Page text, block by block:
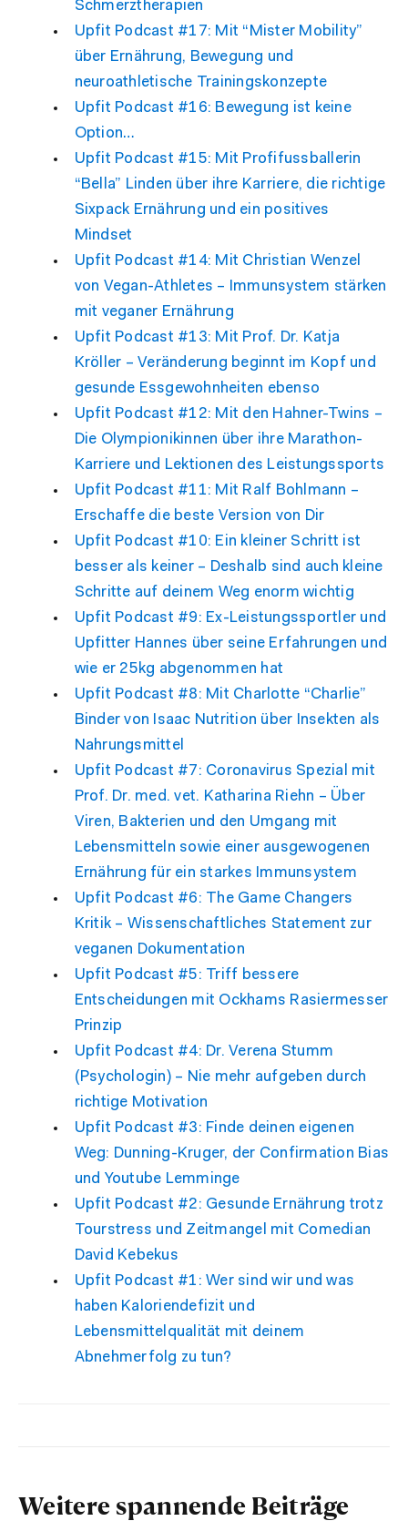
Schmerztherapien
Upfit Podcast #17: Mit “Mister Mobility”
über Ernährung, Bewegung und
neuroathletische Trainingskonzepte
Upfit Podcast #16: Bewegung ist keine
Option…
Upfit Podcast #15: Mit Profifussballerin
“Bella” Linden über ihre Karriere, die richtige
Sixpack Ernährung und ein positives
Mindset
Upfit Podcast #14: Mit Christian Wenzel
von Vegan-Athletes – Immunsystem stärken
mit veganer Ernährung
Upfit Podcast #13: Mit Prof. Dr. Katja
Kröller – Veränderung beginnt im Kopf und
gesunde Essgewohnheiten ebenso
Upfit Podcast #12: Mit den Hahner-Twins –
Die Olympionikinnen über ihre Marathon-
Karriere und Lektionen des Leistungssports
Upfit Podcast #11: Mit Ralf Bohlmann –
Erschaffe die beste Version von Dir
Upfit Podcast #10: Ein kleiner Schritt ist
besser als keiner – Deshalb sind auch kleine
Schritte auf deinem Weg enorm wichtig
Upfit Podcast #9: Ex-Leistungssportler und
Upfitter Hannes über seine Erfahrungen und
wie er 25kg abgenommen hat
Upfit Podcast #8: Mit Charlotte “Charlie”
Binder von Isaac Nutrition über Insekten als
Nahrungsmittel
Upfit Podcast #7: Coronavirus Spezial mit
Prof. Dr. med. vet. Katharina Riehn – Über
Viren, Bakterien und den Umgang mit
Lebensmitteln sowie einer ausgewogenen
Ernährung für ein starkes Immunsystem
Upfit Podcast #6: The Game Changers
Kritik – Wissenschaftliches Statement zur
veganen Dokumentation
Upfit Podcast #5: Triff bessere
Entscheidungen mit Ockhams Rasiermesser
Prinzip
Upfit Podcast #4: Dr. Verena Stumm
(Psychologin) – Nie mehr aufgeben durch
richtige Motivation
Upfit Podcast #3: Finde deinen eigenen
Weg: Dunning-Kruger, der Confirmation Bias
und Youtube Lemminge
Upfit Podcast #2: Gesunde Ernährung trotz
Tourstress und Zeitmangel mit Comedian
David Kebekus
Upfit Podcast #1: Wer sind wir und was
haben Kaloriendefizit und
Lebensmittelqualität mit deinem
Abnehmerfolg zu tun?
Weitere spannende Beiträge